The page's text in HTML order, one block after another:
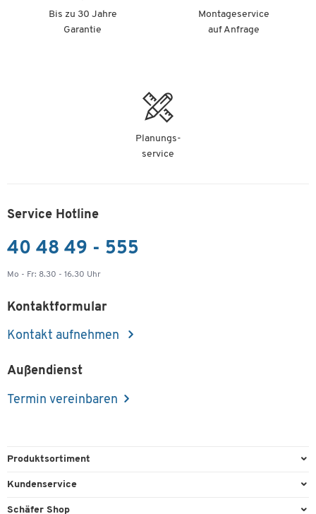
Bis zu 30 Jahre
Garantie
Montageservice
auf Anfrage
Planungs-
service
Service Hotline
40 48 49 - 555
Mo - Fr: 8.30 - 16.30 Uhr
Kontaktformular
Kontakt aufnehmen
Außendienst
Termin vereinbaren
Produktsortiment
Büroausstattung
Kundenservice
Direktbestellung
Schäfer Shop